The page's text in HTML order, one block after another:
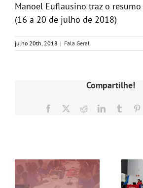
GREVE
DOCUMENTOS
Manoel Euflausino traz o
(16 a 20 de julho de 2018)
julho 20th, 2018 | Fala Geral
Compartilhe!
Facebook RedditLinkedInTumblr